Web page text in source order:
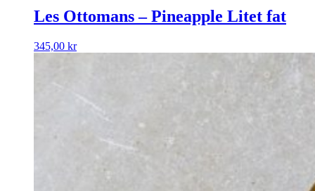
Les Ottomans – Pineapple Litet fat
345,00 kr